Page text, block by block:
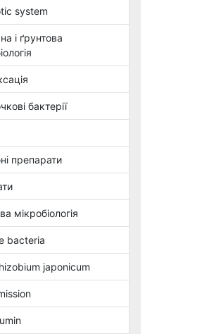
system
і ґрунтова
бактерії
препарати
мікробіологія
bacteria
japonicum